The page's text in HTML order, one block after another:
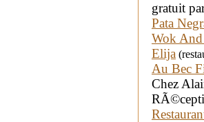
gratuit
Pata
Wok
Elija
Au Bec
Chez